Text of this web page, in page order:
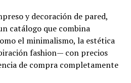
y decoración de pared,
catálogo que combina
el minimalismo, la estética
fashion— con precios
de compra completamente